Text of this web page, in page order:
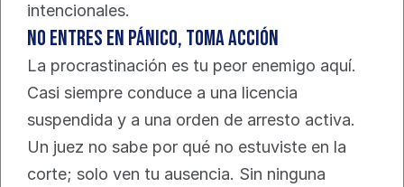
intencionales.
No Entres en Pánico, Toma Acción
La procrastinación es tu peor enemigo aquí.
Casi siempre conduce a una licencia
suspendida y a una orden de arresto activa.
Un juez no sabe por qué no estuviste en la
corte; solo ven tu ausencia. Sin ninguna